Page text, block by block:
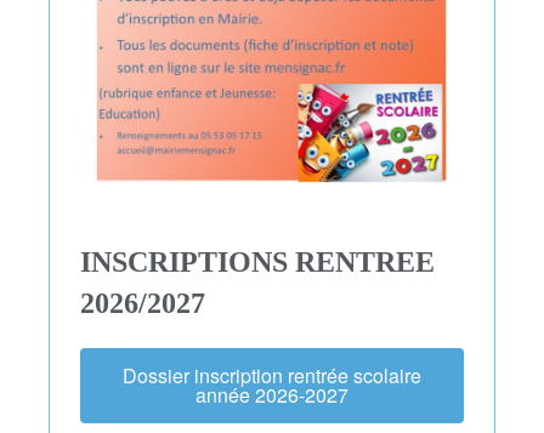
INSCRIPTIONS RENTREE
2026/2027
Dossier inscription rentrée scolaire
année 2026-2027